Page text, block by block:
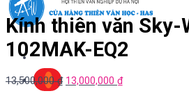
Kính thiên văn Sky-
102MAK-EQ2
13,500,000₫ 13,000,000 ₫